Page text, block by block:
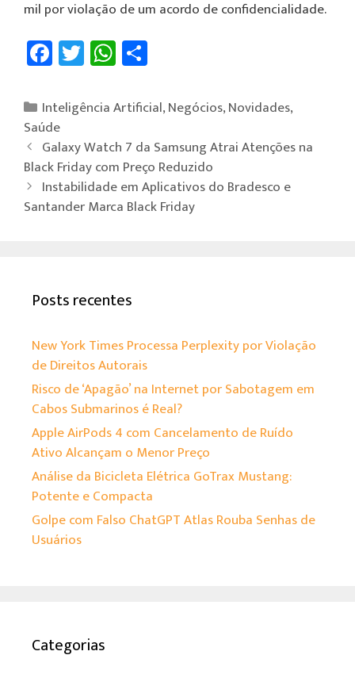
mil por violação de um acordo de confidencialidade.
Fa
ce
b
o
ok
T
wi
tt
W
h
at
p
p
e
Inteligência Artificial,Negócios,Novidades,
Saúde
Galaxy Watch 7 da Samsung Atrai Atenções na
Black Friday com Preço Reduzido
Instabilidade em Aplicativos do Bradesco e
Santander Marca Black Friday
Posts recentes
New York Times Processa Perplexity por Violação
de Direitos Autorais
Risco de ‘Apagão’ na Internet por Sabotagem em
Cabos Submarinos é Real?
Apple AirPods 4 com Cancelamento de Ruído
Ativo Alcançam o Menor Preço
Análise da Bicicleta Elétrica GoTrax Mustang:
Potente e Compacta
Golpe com Falso ChatGPT Atlas Rouba Senhas de
Usuários
Categorias